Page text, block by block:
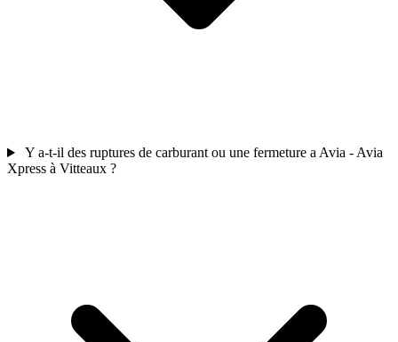
Y a-t-il des ruptures de carburant ou une fermeture a Avia - Avia
Xpress à Vitteaux ?